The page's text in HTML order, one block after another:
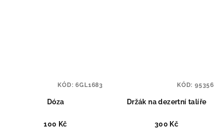
Dóza
100 Kč
KÓD:6GL1683
Držák na dezertní talíře
300 Kč
KÓD: 95356